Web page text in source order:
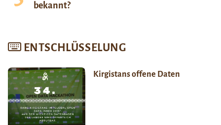
bekannt?
ENTSCHLÜSSELUNG
Kirgistans offene Daten